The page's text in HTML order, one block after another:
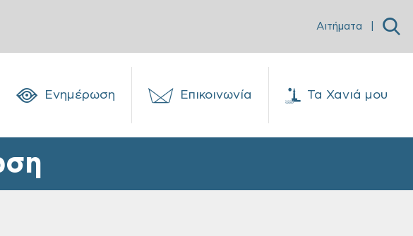
Αιτήματα
Ενημέρωση Επικοινωνία Τα Χανιά μου